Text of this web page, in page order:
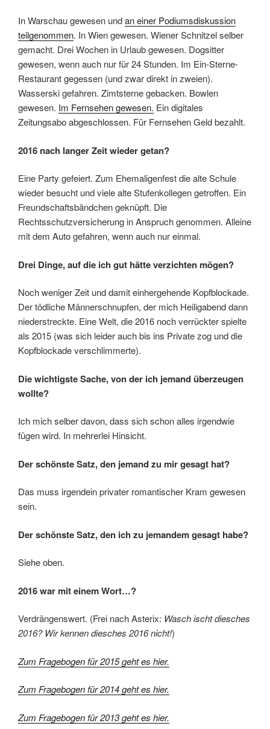
In Warschau gewesen undan einer Podiumsdiskussion
teilgenommen. In Wien gewesen. Wiener Schnitzel selber
gemacht. Drei Wochen in Urlaub gewesen. Dogsitter
gewesen, wenn auch nur für 24 Stunden. Im Ein-Sterne-
Restaurant gegessen (und zwar direkt in zweien).
Wasserski gefahren. Zimtsterne gebacken. Bowlen
gewesen. Im Fernsehen gewesen. Ein digitales
Zeitungsabo abgeschlossen. Für Fernsehen Geld bezahlt.
2016 nach langer Zeit wieder getan?
Eine Party gefeiert. Zum Ehemaligenfest die alte Schule
wieder besucht und viele alte Stufenkollegen getroffen. Ein
Freundschaftsbändchen geknüpft. Die
Rechtsschutzversicherung in Anspruch genommen. Alleine
mit dem Auto gefahren, wenn auch nur einmal.
Drei Dinge, auf die ich gut hätte verzichten mögen?
Noch weniger Zeit und damit einhergehende Kopfblockade.
Der tödliche Männerschnupfen, der mich Heiligabend dann
niederstreckte. Eine Welt, die 2016 noch verrückter spielte
als 2015 (was sich leider auch bis ins Private zog und die
Kopfblockade verschlimmerte).
Die wichtigste Sache, von der ich jemand überzeugen
wollte?
Ich mich selber davon, dass sich schon alles irgendwie
fügen wird. In mehrerlei Hinsicht.
Der schönste Satz, den jemand zu mir gesagt hat?
Das muss irgendein privater romantischer Kram gewesen
sein.
Der schönste Satz, den ich zu jemandem gesagt habe?
Siehe oben.
2016 war mit einem Wort…?
Verdrängenswert. (Frei nach Asterix: Wasch ischt diesches
2016? Wir kennen diesches 2016 nicht!)
Zum Fragebogen für 2015 geht es hier.
Zum Fragebogen für 2014 geht es hier.
Zum Fragebogen für 2013 geht es hier.